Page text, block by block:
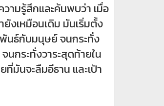
มรู้สึกและค้นพบว่า เมื่อ
งเหมือนเดิม มันเริ่มตั้ง
นธ์กับมนุษย์ จนกระทั่ง
กระทั่งวาระสุดท้ายใน
มันจะลืมอีธาน และเป้า